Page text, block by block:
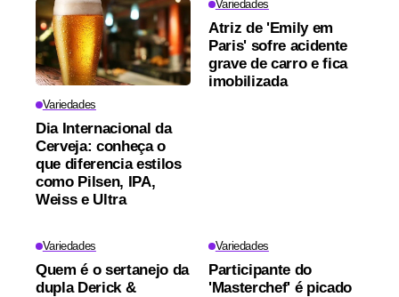
Variedades
Dia Internacional da
Cerveja: conheça o
que diferencia estilos
como Pilsen, IPA,
Weiss e Ultra
Variedades
Atriz de 'Emily em
Paris' sofre acidente
grave de carro e fica
imobilizada
Variedades
Quem é o sertanejo da
dupla Derick &
Variedades
Participante do
'Masterchef' é picado